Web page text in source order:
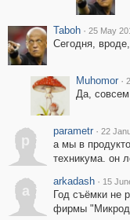
Taboh · 25 May
Сегодня,
Muhomor ·
Да,
p
parametr · 22
а мы в
техникума. он
a
arkadash · 15
Год съёмки не
фирмы